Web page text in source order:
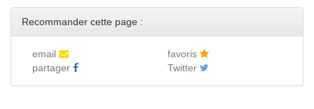
Recommander cette page :
email
favoris
partager
Twitter